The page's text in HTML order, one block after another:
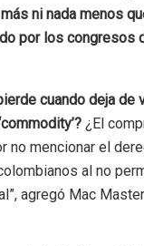
más ni nada menos
por los congresos
cuando deja de
¿El
no mencionar el
al no
agregó Mac